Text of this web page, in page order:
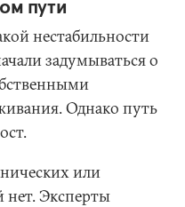
пути
нестабильности
задумываться о
Однако путь
или
нет. Эксперты